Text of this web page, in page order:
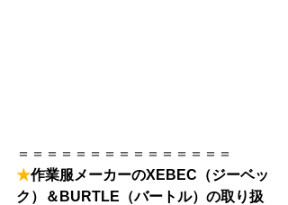
＝＝＝＝＝＝＝＝＝＝＝＝＝＝＝
★作業服メーカーのXEBEC（ジーベッ
ク）＆BURTLE（バートル）の取り扱